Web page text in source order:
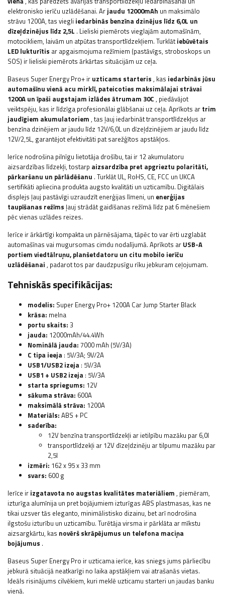
elektronisko ierīču uzlādēšanai. Arjaudu 12000mAh un maksimālo
strāvu 1200A, tas viegli iedarbinās benzīna dzinējus līdz 6,0L un
dīzeļdzinējus līdz 2,5L . Lieliski piemērots vieglajām automašīnām,
motocikliem, laivām un atpūtas transportlīdzekļiem. Turklātiebūvētais
LED lukturītis ar apgaismojuma režīmiem (pastāvīgs, stroboskops un
SOS) ir lieliski piemērots ārkārtas situācijām uz ceļa.
Baseus Super Energy Pro+ ir uzticams starteris , kas iedarbinās jūsu
automašīnu vienā acu mirklī, pateicoties maksimālajai strāvai
1200A un īpaši augstajam izlādes ātrumam 30C , piedāvājot
veiktspēju, kas ir līdzīga profesionālai glābšanai uz ceļa. Aprīkots ar trim
jaudīgiem akumulatoriem , tas ļauj iedarbināt transportlīdzekļus ar
benzīna dzinējiem ar jaudu līdz 12V/6,0L un dīzeļdzinējiem ar jaudu līdz
12V/2,5L, garantējot efektivitāti pat sarežģītos apstākļos.
Ierīce nodrošina pilnīgu lietotāja drošību, tai ir 12 akumulatoru
aizsardzības līdzekļi, tostarp aizsardzība pret apgrieztu polaritāti,
pārkaršanu un pārlādēšanu . Turklāt UL, RoHS, CE, FCC un UKCA
sertifikāti apliecina produkta augsto kvalitāti un uzticamību. Digitālais
displejs ļauj pastāvīgi uzraudzīt enerģijas līmeni, un enerģijas
taupīšanas režīms ļauj strādāt gaidīšanas režīmā līdz pat 6 mēnešiem
pēc vienas uzlādes reizes.
Ierīce ir ārkārtīgi kompakta un pārnēsājama, tāpēc to var ērti uzglabāt
automašīnas vai mugursomas cimdu nodalījumā. Aprīkots ar USB-A
portiem viedtālruņu, planšetdatoru un citu mobilo ierīču
uzlādēšanai , padarot tos par daudzpusīgu rīku jebkuram ceļojumam.
Tehniskās specifikācijas:
modelis: Super Energy Pro+ 1200A Car Jump Starter Black
krāsa: melna
portu skaits: 3
jauda: 12000mAh/44.4Wh
Nominālā jauda: 7000 mAh (5V/3A)
C tipa ieeja : 5V/3A; 9V/2A
USB1/USB2 izeja : 5V/3A
USB1 + USB2 izeja : 5V/3A
starta spriegums: 12V
sākuma strāva: 600A
maksimālā strāva: 1200A
Materiāls: ABS + PC
saderība:
12V benzīna transportlīdzekļi ar ietilpību mazāku par 6,0l
transportlīdzekļi ar 12V dīzeļdzinēju ar tilpumu mazāku par
2,5l
izmēri: 162 x 95 x 33 mm
svars: 600 g
Ierīce ir izgatavota no augstas kvalitātes materiāliem , piemēram,
izturīga alumīnija un pret bojājumiem izturīgas ABS plastmasas, kas ne
tikai uzsver tās eleganto, minimālistisko dizainu, bet arī nodrošina
ilgstošu izturību un uzticamību. Turētāja virsma ir pārklāta ar mīkstu
aizsargkārtu, kas novērš skrāpējumus un telefona maciņa
bojājumus .
Baseus Super Energy Pro ir uzticama ierīce, kas sniegs jums pārliecību
jebkurā situācijā neatkarīgi no laika apstākļiem vai atrašanās vietas.
Ideāls risinājums cilvēkiem, kuri meklē uzticamu starteri un jaudas banku
vienā.